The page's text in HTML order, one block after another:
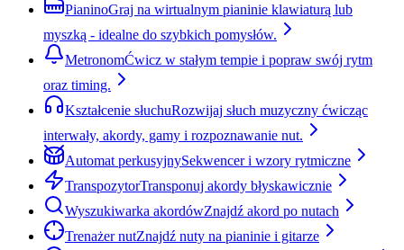
PianinoGraj na wirtualnym pianinie klawiaturą lub
myszką - idealne do szybkich pomysłów.
MetronomĆwicz w stałym tempie i popraw swój rytm
oraz timing.
Kształcenie słuchuRozwijaj słuch muzyczny ćwicząc
interwały, akordy, gamy i rozpoznawanie nut.
Automat perkusyjnySekwencer i wzory rytmiczne
TranspozytorTransponuj akordy błyskawicznie
Wyszukiwarka akordówZnajdź akord po nutach
Trenażer nutZnajdź nuty na pianinie i gitarze